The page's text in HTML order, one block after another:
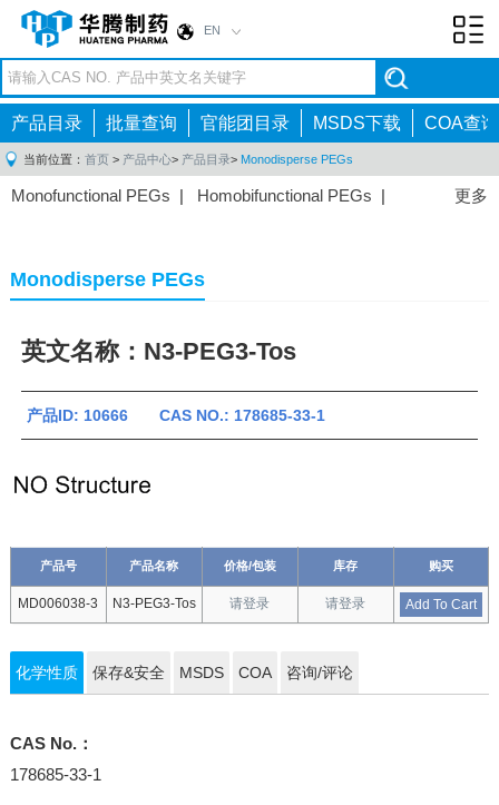
EN
产品目录 批量查询 官能团目录 MSDS下载 COA查询
当前位置： 首页 > 产品中心> 产品目录> Monodisperse PEGs
更多
Monofunctional PEGs | Homobifunctional PEGs |
Monodisperse PEGs
英文名称：N3-PEG3-Tos
产品ID: 10666 CAS NO.: 178685-33-1
产品号 产品名称 价格/包装 库存 购买
MD006038-3 N3-PEG3-Tos 请登录 请登录 Add To Cart
化学性质 保存&安全 MSDS COA 咨询/评论
CAS No.：
178685-33-1